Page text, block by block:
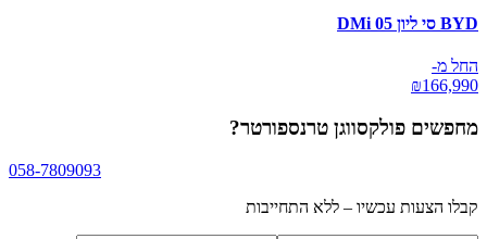
BYD סי ליון 05 DMi
החל מ-
₪166,990
מחפשים פולקסווגן טרנספורטר?
058-7809093
קבלו הצעות עכשיו – ללא התחייבות